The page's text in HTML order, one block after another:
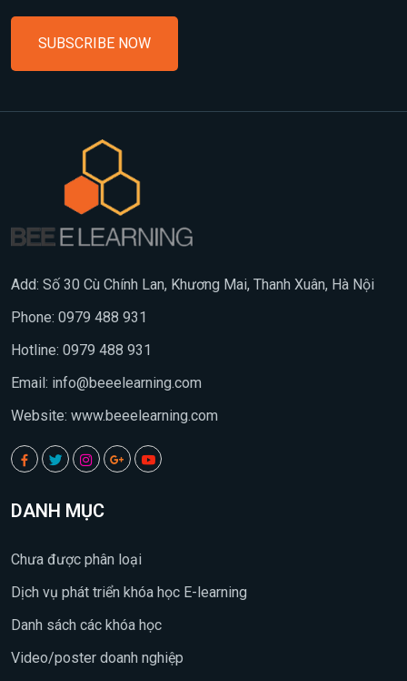
SUBSCRIBE NOW
Add: Số 30 Cù Chính Lan, Khương Mai, Thanh Xuân, Hà Nội
Phone: 0979 488 931
Hotline: 0979 488 931
Email: info@beeelearning.com
Website: www.beeelearning.com
DANH MỤC
Chưa được phân loại
Dịch vụ phát triển khóa học E-learning
Danh sách các khóa học
Video/poster doanh nghiệp